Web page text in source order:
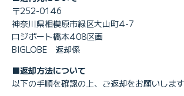
〒252-0146
神奈川県相模原市緑区大山町4-7
ロジポート橋本408区画
BIGLOBE 返却係
■返却方法について
以下の手順を確認の上、ご返却をお願いします